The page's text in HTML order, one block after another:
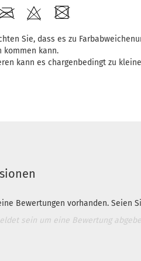
Sie, dass es zu
kommen kann.
kann es chargenbedingt zu
Bewertungen vorhanden. Seien
sein um eine Bewertung